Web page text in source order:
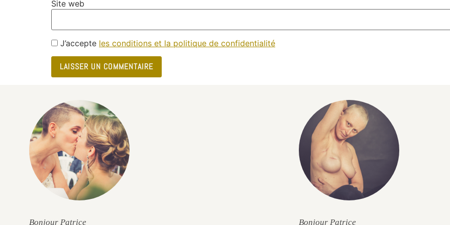
Site web
J’accepte les conditions et la politique de confidentialité
Bonjour Patrice Bonjour Patrice